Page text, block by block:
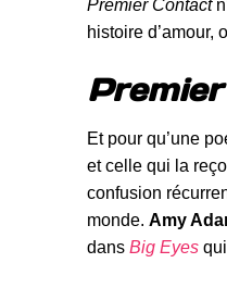
Premier Contact
histoire d’amour,
Et pour qu’une
et celle qui la
confusion
monde. Amy
dans Big Eyes